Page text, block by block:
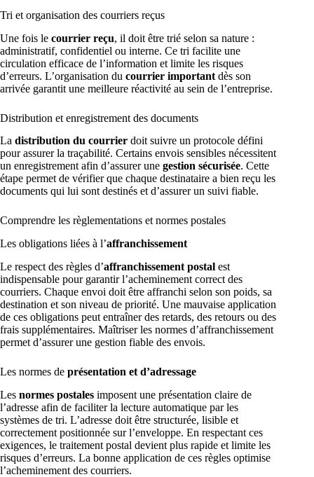
Tri et organisation des courriers reçus
Une fois le courrier reçu, il doit être trié selon sa nature :
administratif, confidentiel ou interne. Ce tri facilite une
circulation efficace de l’information et limite les risques
d’erreurs. L’organisation du courrier important dès son
arrivée garantit une meilleure réactivité au sein de l’entreprise.
Distribution et enregistrement des documents
La distribution du courrier doit suivre un protocole défini
pour assurer la traçabilité. Certains envois sensibles nécessitent
un enregistrement afin d’assurer une gestion sécurisée. Cette
étape permet de vérifier que chaque destinataire a bien reçu les
documents qui lui sont destinés et d’assurer un suivi fiable.
Comprendre les règlementations et normes postales
Les obligations liées à l’affranchissement
Le respect des règles d’affranchissement postal est
indispensable pour garantir l’acheminement correct des
courriers. Chaque envoi doit être affranchi selon son poids, sa
destination et son niveau de priorité. Une mauvaise application
de ces obligations peut entraîner des retards, des retours ou des
frais supplémentaires. Maîtriser les normes d’affranchissement
permet d’assurer une gestion fiable des envois.
Les normes de présentation et d’adressage
Les normes postales imposent une présentation claire de
l’adresse afin de faciliter la lecture automatique par les
systèmes de tri. L’adresse doit être structurée, lisible et
correctement positionnée sur l’enveloppe. En respectant ces
exigences, le traitement postal devient plus rapide et limite les
risques d’erreurs. La bonne application de ces règles optimise
l’acheminement des courriers.